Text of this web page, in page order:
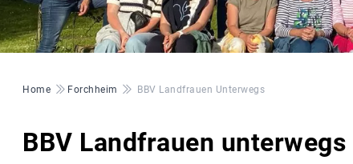
Pfadnavigation
Home Forchheim BBV Landfrauen Unterwegs
BBV Landfrauen unterwegs